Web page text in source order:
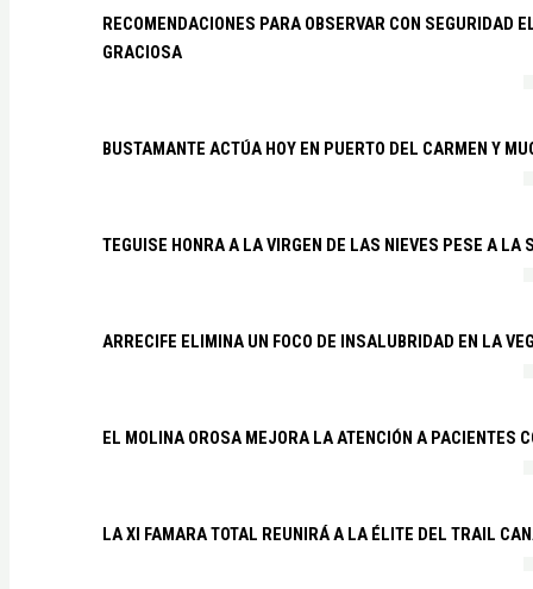
RECOMENDACIONES PARA OBSERVAR CON SEGURIDAD
GRACIOSA
BUSTAMANTE ACTÚA HOY EN PUERTO DEL CARMEN Y
TEGUISE HONRA A LA VIRGEN DE LAS NIEVES PESE A LA
ARRECIFE ELIMINA UN FOCO DE INSALUBRIDAD EN LA
EL MOLINA OROSA MEJORA LA ATENCIÓN A PACIENTES
LA XI FAMARA TOTAL REUNIRÁ A LA ÉLITE DEL TRAIL